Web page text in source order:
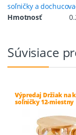
soľničky a
Hmotnosť
Súvisiace
Výpredaj Držiak na
soľničky 12-miestny